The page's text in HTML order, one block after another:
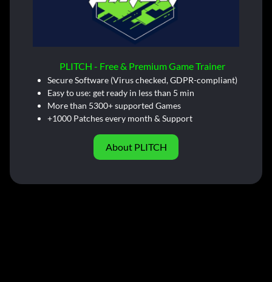
PLITCH - Free & Premium Game Trainer
Secure Software (Virus checked, GDPR-compliant)
Easy to use: get ready in less than 5 min
More than 5300+ supported Games
+1000 Patches every month & Support
About PLITCH